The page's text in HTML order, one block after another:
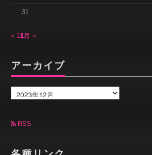
31
« 11月1月 »
アーカイブ
ー
カ
ブ RSS